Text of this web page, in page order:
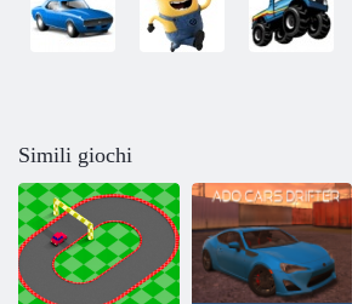
Simili giochi